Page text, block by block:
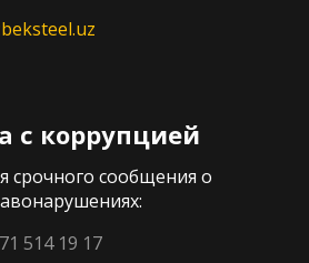
с коррупцией
срочного сообщения о
514 19 17